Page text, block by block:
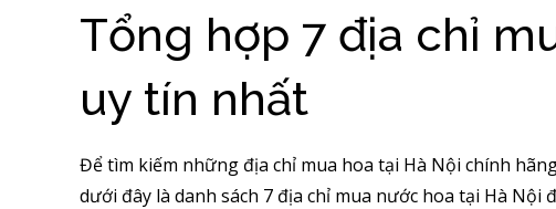
Tổng hợp 7 địa chỉ
uy tín nhất
Để tìm kiếm những địa chỉ mua hoa tại Hà Nội chính
dưới đây là danh sách 7 địa chỉ mua nước hoa tại Hà Nội